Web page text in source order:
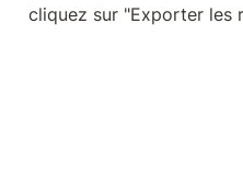
cliquez sur "Exporter les